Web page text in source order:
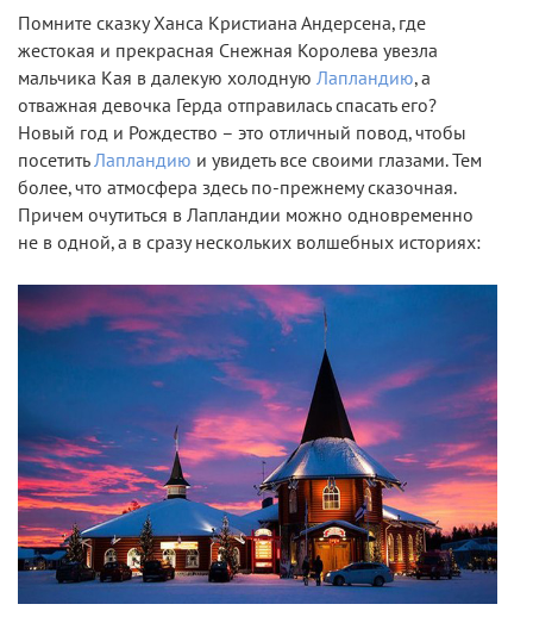
Помните сказку Ханса Кристиана Андерсена, где
жестокая и прекрасная Снежная Королева увезла
мальчика Кая в далекую холодную Лапландию, а
отважная девочка Герда отправилась спасать его?
Новый год и Рождество – это отличный повод, чтобы
посетитьЛапландию и увидеть все своими глазами. Тем
более, что атмосфера здесь по-прежнему сказочная.
Причем очутиться в Лапландии можно одновременно
не в одной, а в сразу нескольких волшебных историях: